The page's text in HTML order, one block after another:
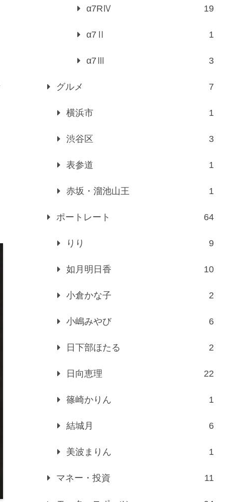
α7RⅣ 19
α7Ⅱ 1
α7Ⅲ 3
グルメ 7
横浜市 1
渋谷区 3
表参道 1
赤坂・溜池山王 1
ポートレート 64
りり 9
如月明日香 10
小倉かな子 2
小嶋みやび 6
日下部ほたる 2
日向恵理 22
篠崎かりん 1
結城月 6
美波まりん 1
マネー・投資 11